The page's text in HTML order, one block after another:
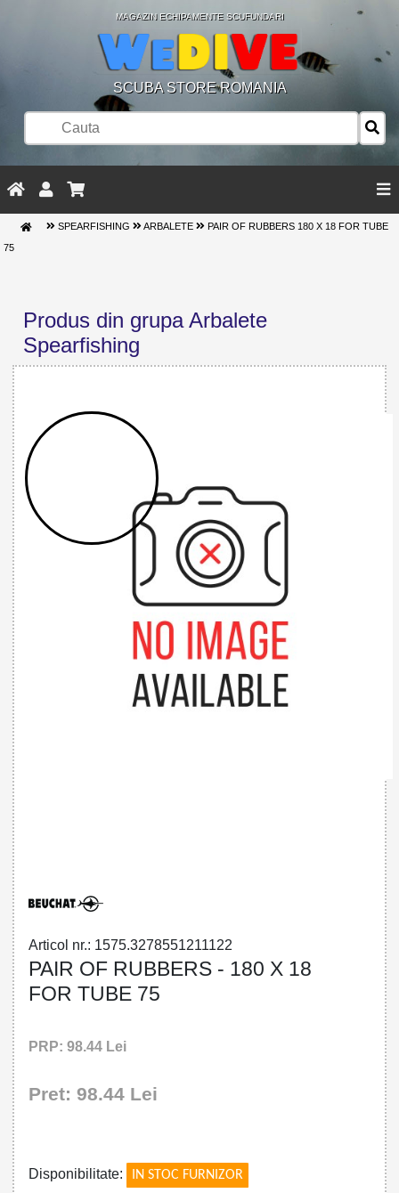
MAGAZIN ECHIPAMENTE SCUFUNDARI
SCUBA STORE ROMANIA
SPEARFISHING ARBALETE PAIR OF RUBBERS 180 X 18 FOR TUBE
75
Produs din grupa Arbalete
Spearfishing
Articol nr.: 1575.3278551211122
PAIR OF RUBBERS - 180 X 18
FOR TUBE 75
PRP: 98.44 Lei
Pret: 98.44 Lei
Disponibilitate: IN STOC FURNIZOR